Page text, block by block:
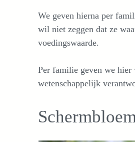
We geven hierna per
wil niet zeggen dat ze
voedingswaarde.
Per familie geven we
wetenschappelijk